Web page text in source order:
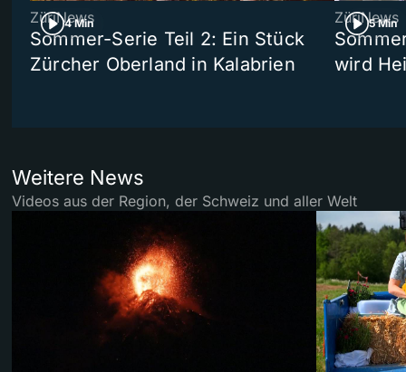
4 Min
ZüriNews
Sommer-Serie Teil 2: Ein Stück
Zürcher Oberland in Kalabrien
5 Min
ZüriNews
wird
Weitere News
Videos aus der Region, der Schweiz und aller Welt